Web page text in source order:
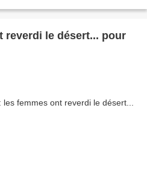
reverdi le désert... pour